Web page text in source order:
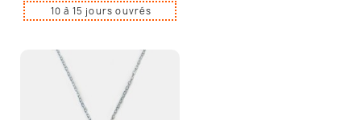
10 à 15 jours ouvrés